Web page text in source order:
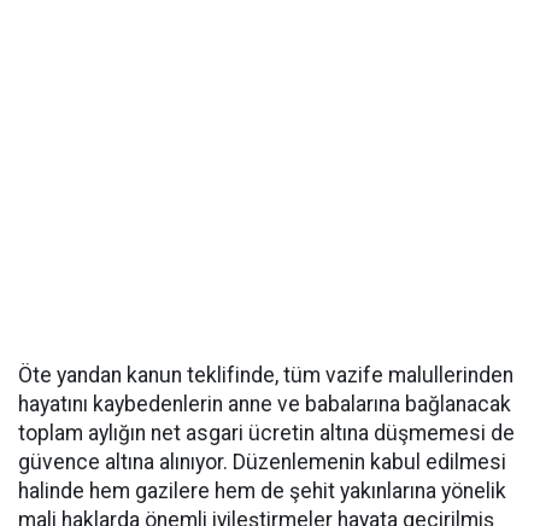
Öte yandan kanun teklifinde, tüm vazife malullerinden
hayatını kaybedenlerin anne ve babalarına bağlanacak
toplam aylığın net asgari ücretin altına düşmemesi de
güvence altına alınıyor. Düzenlemenin kabul edilmesi
halinde hem gazilere hem de şehit yakınlarına yönelik
mali haklarda önemli iyileştirmeler hayata geçirilmiş